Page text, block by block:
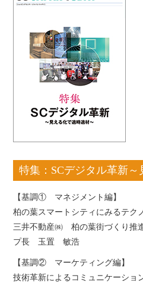
特集：SCデジタル革新～
【基調① マネジメント編】
柏の葉スマートシティにみるテク
三井不動産㈱ 柏の葉街づくり
プ長 玉置 敏浩
【基調② マーケティング編】
技術革新によるコミュニケーショ